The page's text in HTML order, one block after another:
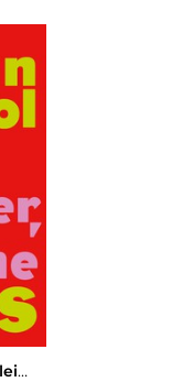
Mijn moeder, de kleine reus